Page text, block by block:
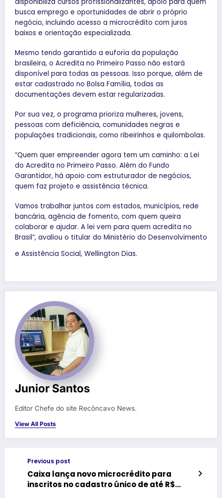
busca emprego e oportunidades de abrir o próprio
negócio, incluindo acesso a microcrédito com juros
baixos e orientação especializada.
Mesmo tendo garantido a euforia da população
brasileira, o Acredita no Primeiro Passo não estará
disponível para todas as pessoas. Isso porque, além de
estar cadastrado no Bolsa Família, todas as
documentações devem estar regularizadas.
Por sua vez, o programa prioriza mulheres, jovens,
pessoas com deficiência, comunidades negras e
populações tradicionais, como ribeirinhos e quilombolas.
“Quem quer empreender agora tem um caminho: a Lei
do Acredita no Primeiro Passo. Além do Fundo
Garantidor, há apoio com estruturador de negócios,
quem faz projeto e assistência técnica.
Vamos trabalhar juntos com estados, municípios, rede
bancária, agência de fomento, com quem queira
colaborar e ajudar. A lei vem para quem acredita no
Brasil”, avaliou o titular do Ministério do Desenvolvimento
e Assistência Social, Wellington Dias.
Junior Santos
Editor Chefe do site Recôncavo News.
View All Posts
Previous post
Caixa lança novo microcrédito para
inscritos no cadastro único de até R$